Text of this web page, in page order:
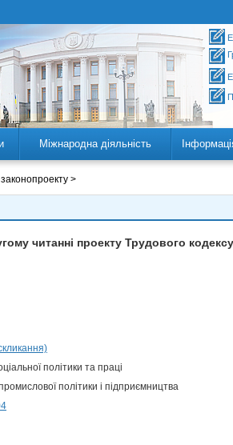
Міжнародна діяльність
>
читанні проекту Трудового кодексу
політики та праці
політики і підприємництва